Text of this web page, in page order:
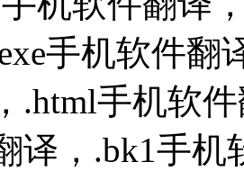
手机软件翻
.html手机软
译，.bk1手机